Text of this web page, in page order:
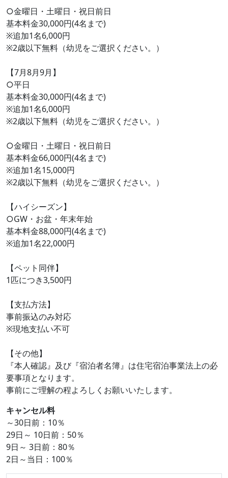
○金曜日・土曜日・祝日前日
基本料金30,000円(4名まで)
※追加1名6,000円
※2歳以下無料（幼児をご選択ください。）
【7月8月9月】
○平日
基本料金30,000円(4名まで)
※追加1名6,000円
※2歳以下無料（幼児をご選択ください。）
○金曜日・土曜日・祝日前日
基本料金66,000円(4名まで)
※追加1名15,000円
※2歳以下無料（幼児をご選択ください。）
【ハイシーズン】
○GW・お盆・年末年始
基本料金88,000円(4名まで)
※追加1名22,000円
【ペット同伴】
1匹につき3,500円
【支払方法】
事前振込のみ対応
※現地支払い不可
【その他】
『本人確認』及び『宿泊者名簿』は住宅宿泊事業法上の必
要事項となります。
事前にご理解の程よろしくお願いいたします。
キャンセル料
～30日前：10％
29日～ 10日前：50％
9日～ 3日前：80％
2日～当日：100％